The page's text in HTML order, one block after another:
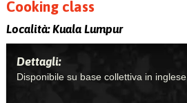
Cooking class
Località:Kuala Lumpur
Dettagli:
Disponibile su base collettiva in inglese